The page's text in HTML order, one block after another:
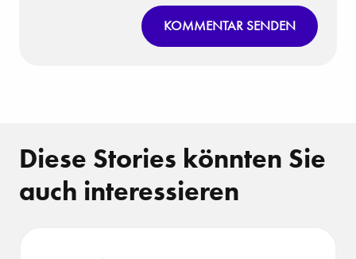
KOMMENTAR SENDEN
Diese Stories könnten Sie
auch interessieren